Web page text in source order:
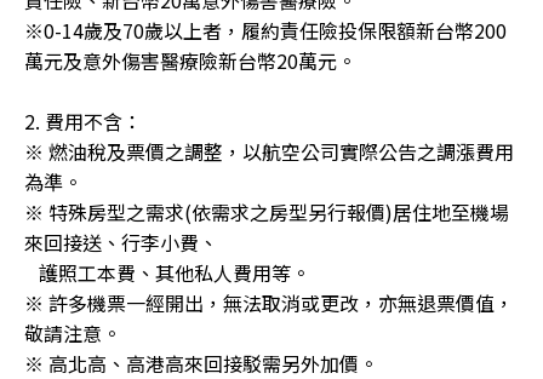
※0-14歲及70歲以上者，履約責任險投保限額新台幣200
萬元及意外傷害醫療險新台幣20萬元。
2. 費用不含：
※ 燃油稅及票價之調整，以航空公司實際公告之調漲費用
為準。
※ 特殊房型之需求(依需求之房型另行報價)居住地至機場
來回接送、行李小費、
護照工本費、其他私人費用等。
※ 許多機票一經開出，無法取消或更改，亦無退票價值，
敬請注意。
※ 高北高、高港高來回接駁需另外加價。